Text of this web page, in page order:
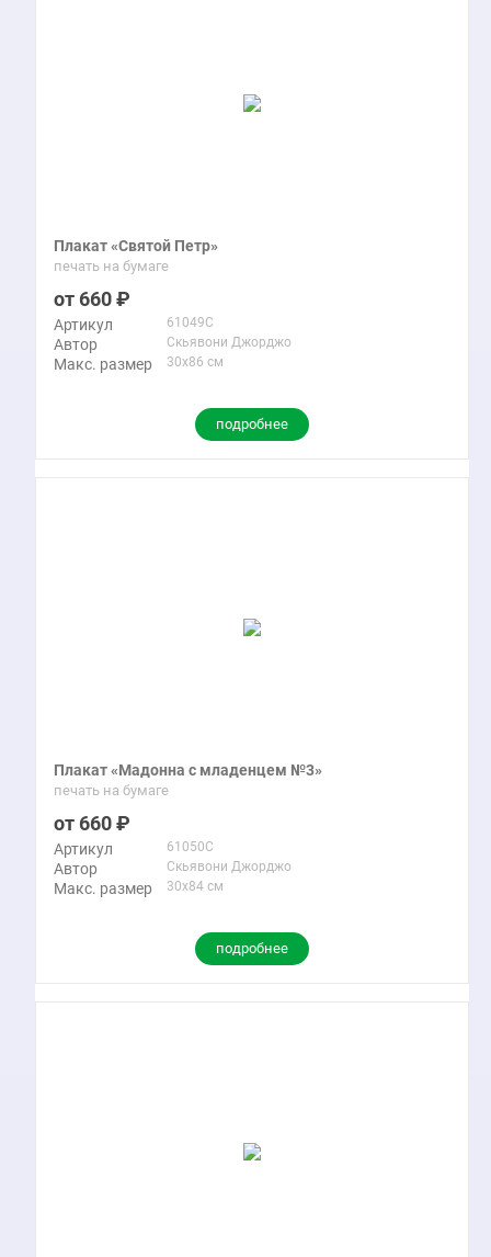
Плакат «Святой Петр»
печать на бумаге
660
Артикул 61049C
Автор Скьявони Джорджо
Макс. размер 30x86 см
подробнее
Плакат «Мадонна с младенцем №3»
печать на бумаге
660
Артикул 61050C
Автор Скьявони Джорджо
Макс. размер 30x84 см
подробнее